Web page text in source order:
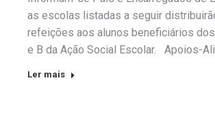
as escolas listadas a seguir
refeições aos alunos beneficiários
e B da Ação Social Escolar. Apoios-
Ler mais